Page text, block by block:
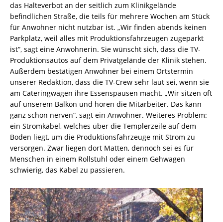
das Halteverbot an der seitlich zum Klinikgelände
befindlichen Straße, die teils für mehrere Wochen am Stück
für Anwohner nicht nutzbar ist. „Wir finden abends keinen
Parkplatz, weil alles mit Produktionsfahrzeugen zugeparkt
ist“, sagt eine Anwohnerin. Sie wünscht sich, dass die TV-
Produktionsautos auf dem Privatgelände der Klinik stehen.
Außerdem bestätigen Anwohner bei einem Ortstermin
unserer Redaktion, dass die TV-Crew sehr laut sei, wenn sie
am Cateringwagen ihre Essenspausen macht. „Wir sitzen oft
auf unserem Balkon und hören die Mitarbeiter. Das kann
ganz schön nerven“, sagt ein Anwohner. Weiteres Problem:
ein Stromkabel, welches über die Templerzeile auf dem
Boden liegt, um die Produktionsfahrzeuge mit Strom zu
versorgen. Zwar liegen dort Matten, dennoch sei es für
Menschen in einem Rollstuhl oder einem Gehwagen
schwierig, das Kabel zu passieren.